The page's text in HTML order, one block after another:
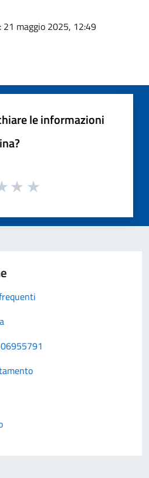
: 21 maggio 2025, 12:49
le informazioni